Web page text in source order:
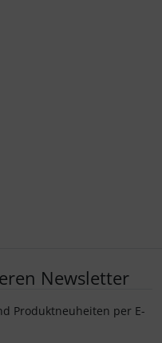
Newsletter
Produktneuheiten per E-